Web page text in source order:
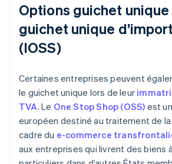
Options guichet unique
guichet unique
(IOSS)
Certaines entreprises peuvent
le guichet unique lors de leur
TVA. Le One Stop Shop (OSS) est
européen destiné au traitement de la
cadre du e-commerce
aux entreprises qui livrent des biens